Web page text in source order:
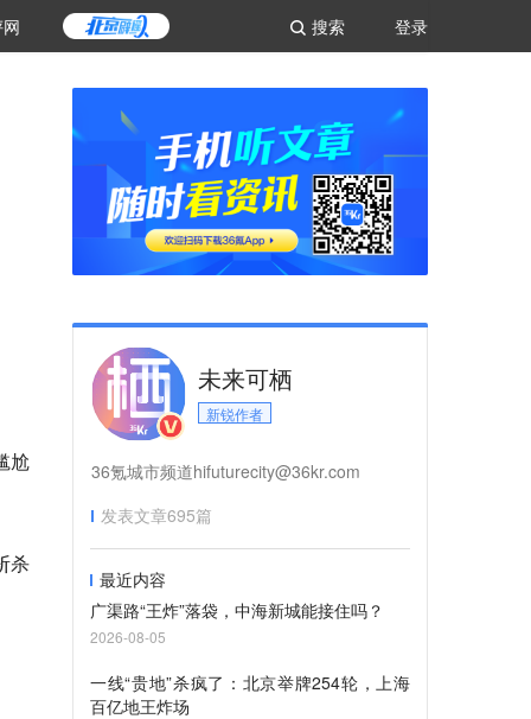
登录
搜索
尬
杀
未来可栖
新锐作者
36氪城市频道hifuturecity@36kr.com
发表文章695篇
最近内容
广渠路“王炸”落袋，中海新城能接住吗？
2026-08-05
一线“贵地”杀疯了：北京举牌254轮，上海
百亿地王炸场